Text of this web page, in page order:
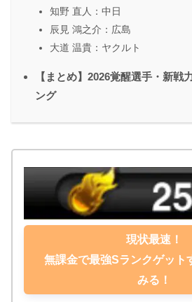
知野 直人：中日
辰見 鴻之介：広島
大道 温貴：ヤクルト
【まとめ】2026覚醒選手・新戦
ング
現状最速！
無課金で最強Sランクゲット
みる！